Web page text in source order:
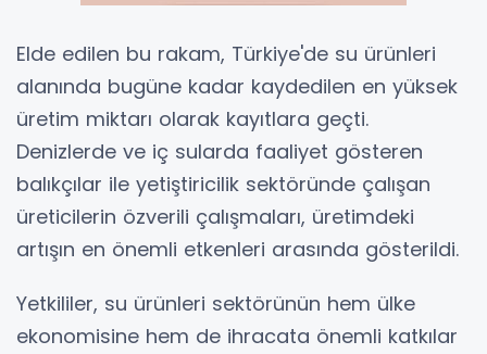
Elde edilen bu rakam, Türkiye'de su ürünleri
alanında bugüne kadar kaydedilen en yüksek
üretim miktarı olarak kayıtlara geçti.
Denizlerde ve iç sularda faaliyet gösteren
balıkçılar ile yetiştiricilik sektöründe çalışan
üreticilerin özverili çalışmaları, üretimdeki
artışın en önemli etkenleri arasında gösterildi.
Yetkililer, su ürünleri sektörünün hem ülke
ekonomisine hem de ihracata önemli katkılar